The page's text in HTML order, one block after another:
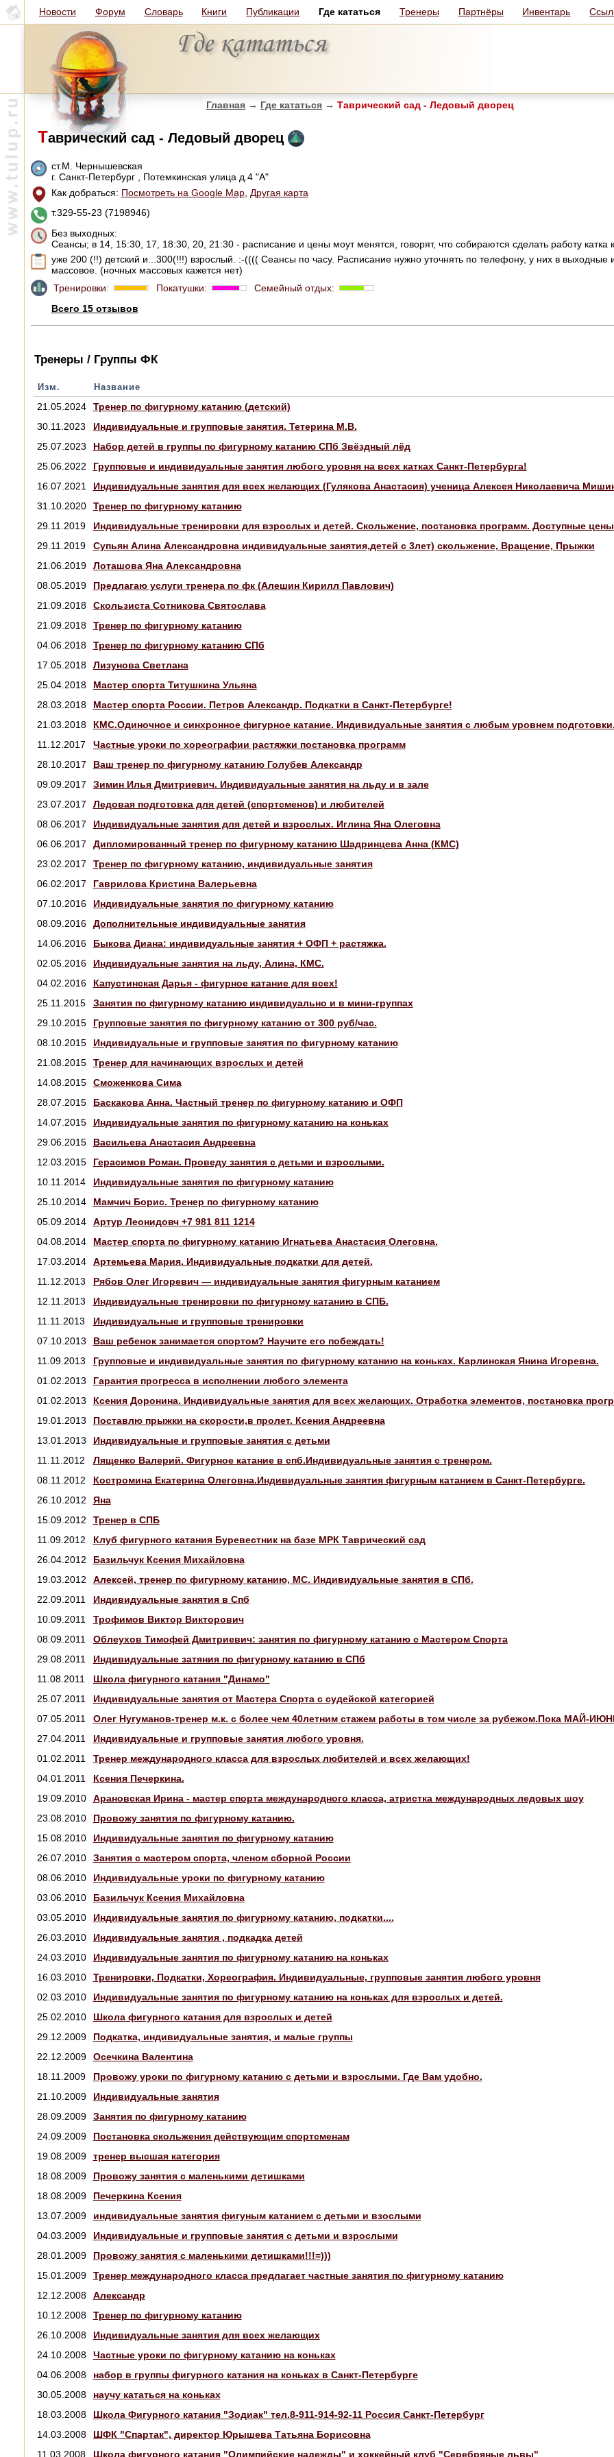
Новости Форум Словарь Книги Публикации Где кататься Тренеры Партнёры Инвентарь
Главная → Где кататься → Таврический сад - Ледовый дворец
Таврический сад - Ледовый дворец
ст.М. Чернышевская
г. Санкт-Петербург , Потемкинская улица д.4 "А"
Как добраться: Посмотреть на Google Map, Другая карта
т.329-55-23 (7198946)
Без выходных:
Сеансы; в 14, 15:30, 17, 18:30, 20, 21:30 - расписание и цены моут менятся, говорят, что собираются сделать работу катка
уже 200 (!!) детский и...300(!!!) взрослый. :-(((( Сеансы по часу. Расписание нужно уточнять по телефону, у них в выходные
массовое. (ночных массовых кажется нет)
Тренировки:
Покатушки:
Семейный отдых:
Всего 15 отзывов
Тренеры / Группы ФК
Изм. Название
21.05.2024
Тренер по фигурному катанию (детский)
30.11.2023
Индивидуальные и групповые занятия. Тетерина М.В.
25.07.2023
Набор детей в группы по фигурному катанию СПб Звёздный лёд
25.06.2022
Групповые и индивидуальные занятия любого уровня на всех катках Санкт-Петербурга!
16.07.2021
Индивидуальные занятия для всех желающих (Гулякова Анастасия) ученица Алексея Николаевича
31.10.2020
Тренер по фигурному катанию
29.11.2019
Индивидуальные тренировки для взрослых и детей. Скольжение, постановка программ. Доступные цены
29.11.2019
Супьян Алина Александровна индивидуальные занятия,детей с 3лет) скольжение, Вращение, Прыжки
21.06.2019
Лоташова Яна Александровна
08.05.2019
Предлагаю услуги тренера по фк (Алешин Кирилл Павлович)
21.09.2018
Скользиста Сотникова Святослава
21.09.2018
Тренер по фигурному катанию
04.06.2018
Тренер по фигурному катанию СПб
17.05.2018
Лизунова Светлана
25.04.2018
Мастер спорта Титушкина Ульяна
28.03.2018
Мастер спорта России. Петров Александр. Подкатки в Санкт-Петербурге!
21.03.2018
КМС.Одиночное и синхронное фигурное катание. Индивидуальные занятия с любым уровнем
11.12.2017
Частные уроки по хореографии растяжки постановка программ
28.10.2017
Ваш тренер по фигурному катанию Голубев Александр
09.09.2017
Зимин Илья Дмитриевич. Индивидуальные занятия на льду и в зале
23.07.2017
Ледовая подготовка для детей (спортсменов) и любителей
08.06.2017
Индивидуальные занятия для детей и взрослых. Иглина Яна Олеговна
06.06.2017
Дипломированный тренер по фигурному катанию Шадринцева Анна (КМС)
23.02.2017
Тренер по фигурному катанию, индивидуальные занятия
06.02.2017
Гаврилова Кристина Валерьевна
07.10.2016
Индивидуальные занятия по фигурному катанию
08.09.2016
Дополнительные индивидуальные занятия
14.06.2016
Быкова Диана: индивидуальные занятия + ОФП + растяжка.
02.05.2016
Индивидуальные занятия на льду, Алина, КМС.
04.02.2016
Капустинская Дарья - фигурное катание для всех!
25.11.2015
Занятия по фигурному катанию индивидуально и в мини-группах
29.10.2015
Групповые занятия по фигурному катанию от 300 руб/час.
08.10.2015
Индивидуальные и групповые занятия по фигурному катанию
21.08.2015
Тренер для начинающих взрослых и детей
14.08.2015
Сможенкова Сима
28.07.2015
Баскакова Анна. Частный тренер по фигурному катанию и ОФП
14.07.2015
Индивидуальные занятия по фигурному катанию на коньках
29.06.2015
Васильева Анастасия Андреевна
12.03.2015
Герасимов Роман. Проведу занятия с детьми и взрослыми.
10.11.2014
Индивидуальные занятия по фигурному катанию
25.10.2014
Мамчич Борис. Тренер по фигурному катанию
05.09.2014
Артур Леонидовч +7 981 811 1214
04.08.2014
Мастер спорта по фигурному катанию Игнатьева Анастасия Олеговна.
17.03.2014
Артемьева Мария. Индивидуальные подкатки для детей.
11.12.2013
Рябов Олег Игоревич — индивидуальные занятия фигурным катанием
12.11.2013
Индивидуальные тренировки по фигурному катанию в СПБ.
11.11.2013
Индивидуальные и групповые тренировки
07.10.2013
Ваш ребенок занимается спортом? Научите его побеждать!
11.09.2013
Групповые и индивидуальные занятия по фигурному катанию на коньках. Карлинская Янина Игоревна.
01.02.2013
Гарантия прогресса в исполнении любого элемента
01.02.2013
Ксения Доронина. Индивидуальные занятия для всех желающих. Отработка элементов, постановка
19.01.2013
Поставлю прыжки на скорости,в пролет. Ксения Андреевна
13.01.2013
Индивидуальные и групповые занятия с детьми
11.11.2012
Лященко Валерий. Фигурное катание в спб.Индивидуальные занятия с тренером.
08.11.2012
Костромина Екатерина Олеговна.Индивидуальные занятия фигурным катанием в Санкт-Петербурге.
26.10.2012
Яна
15.09.2012
Тренер в СПБ
11.09.2012
Клуб фигурного катания Буревестник на базе МРК Таврический сад
26.04.2012
Базильчук Ксения Михайловна
19.03.2012
Алексей, тренер по фигурному катанию, МС. Индивидуальные занятия в СПб.
22.09.2011
Индивидуальные занятия в Спб
10.09.2011
Трофимов Виктор Викторович
08.09.2011
Облеухов Тимофей Дмитриевич: занятия по фигурному катанию с Мастером Спорта
29.08.2011
Индивидуальные затяния по фигурному катанию в СПб
11.08.2011
Школа фигурного катания "Динамо"
25.07.2011
Индивидуальные занятия от Мастера Спорта с судейской категорией
07.05.2011
Олег Нугуманов-тренер м.к. с более чем 40летним стажем работы в том числе за рубежом.Пока МАЙ-
27.04.2011
Индивидуальные и групповые занятия любого уровня.
01.02.2011
Тренер международного класса для взрослых любителей и всех желающих!
04.01.2011
Ксения Печеркина.
19.09.2010
Арановская Ирина - мастер спорта международного класса, атристка международных ледовых шоу
23.08.2010
Провожу занятия по фигурному катанию.
15.08.2010
Индивидуальные занятия по фигурному катанию
26.07.2010
Занятия с мастером спорта, членом сборной России
08.06.2010
Индивидуальные уроки по фигурному катанию
03.06.2010
Базильчук Ксения Михайловна
03.05.2010
Индивидуальные занятия по фигурному катанию, подкатки....
26.03.2010
Индивидуальные занятия , подкадка детей
24.03.2010
Индивидуальные занятия по фигурному катанию на коньках
16.03.2010
Тренировки, Подкатки, Хореография. Индивидуальные, групповые занятия любого уровня
02.03.2010
Индивидуальные занятия по фигурному катанию на коньках для взрослых и детей.
25.02.2010
Школа фигурного катания для взрослых и детей
29.12.2009
Подкатка, индивидуальные занятия, и малые группы
22.12.2009
Осечкина Валентина
18.11.2009
Провожу уроки по фигурному катанию с детьми и взрослыми. Где Вам удобно.
21.10.2009
Индивидуальные занятия
28.09.2009
Занятия по фигурному катанию
24.09.2009
Постановка скольжения действующим спортсменам
19.08.2009
тренер высшая категория
18.08.2009
Провожу занятия с маленькими детишками
18.08.2009
Печеркина Ксения
13.07.2009
индивидуальные занятия фигуным катанием с детьми и взослыми
04.03.2009
Индивидуальные и групповые занятия c детьми и взрослыми
28.01.2009
Провожу занятия с маленькими детишками!!!=)))
15.01.2009
Тренер международного класса предлагает частные занятия по фигурному катанию
12.12.2008
Александр
10.12.2008
Тренер по фигурному катанию
26.10.2008
Индивидуальные занятия для всех желающих
24.10.2008
Частные уроки по фигурному катанию на коньках
04.06.2008
набор в группы фигурного катания на коньках в Санкт-Петербурге
30.05.2008
научу кататься на коньках
18.03.2008
Школа Фигурного катания "Зодиак" тел.8-911-914-92-11 Россия Санкт-Петербург
14.03.2008
ШФК "Спартак", директор Юрышева Татьяна Борисовна
11.03.2008
Школа фигурного катания "Олимпийские надежды" и хоккейный клуб "Серебряные львы"